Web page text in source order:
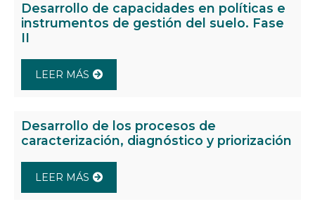
Desarrollo de capacidades en políticas e
instrumentos de gestión del suelo. Fase
II
LEER MÁS
Desarrollo de los procesos de
caracterización, diagnóstico y priorización
LEER MÁS